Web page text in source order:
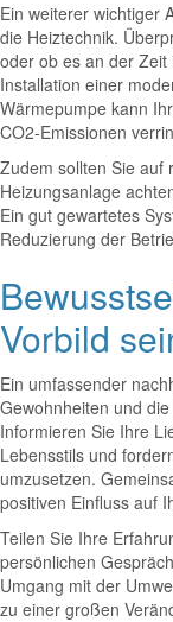
Ein weiterer wichtiger
die Heiztechnik.
oder ob es an der
Installation einer
Wärmepumpe kann
CO2-Emissionen
Zudem sollten Sie auf
Heizungsanlage
Ein gut gewartetes
Reduzierung der
Vorbild
Ein umfassender
Gewohnheiten und
Informieren Sie Ihre
Lebensstils und
umzusetzen.
positiven Einfluss auf
Teilen Sie Ihre
persönlichen
Umgang mit der
zu einer großen